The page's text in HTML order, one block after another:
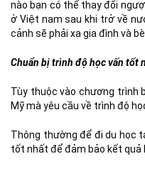
nào bạn có thể thay đổi
ở Việt nam sau khi trở về
cảnh sẽ phải xa gia đình và
Chuẩn bị trình độ học vấn tốt
Tùy thuộc vào chương trình
Mỹ mà yêu cầu về trình độ
Thông thường để đi du học
tốt nhất để đảm bảo kết quả